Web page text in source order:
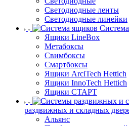
Светодиодные ленты
Светодиодные линейки
Ящики LineBox
Метабоксы
Свимбоксы
Смартбоксы
Ящики ArciTech Hettich
Ящики InnoTech Hettich
Ящики СТАРТ
раздвижных и складных
Альянс